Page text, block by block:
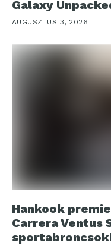
Galaxy
AUGUSZTUS 3, 2026
Hankook
Carrera Ventus